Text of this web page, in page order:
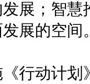
展；智
展的空间
动计划